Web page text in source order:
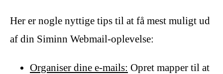
Her er nogle nyttige tips til at få mest muligt ud
af din Siminn Webmail-oplevelse:
Organiser dine e-mails: Opret mapper til at